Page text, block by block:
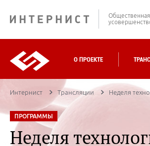
О ПРОЕКТЕ
Интернист Трансляции Неделя
ПРОГРАММЫ
Неделя